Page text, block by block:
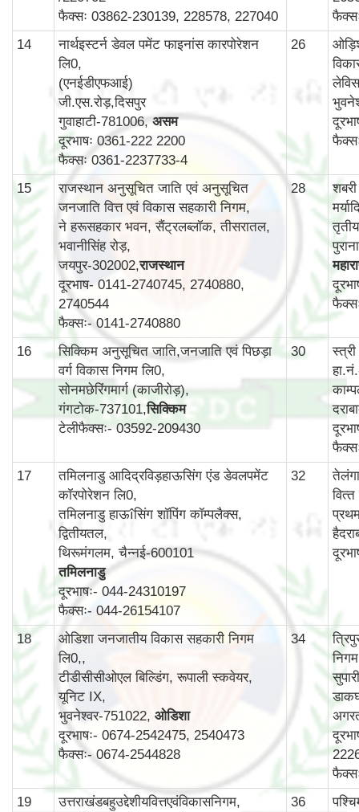
फैक्सः 03862-230139, 228578, 227040
14
नार्थइस्टर्न डेवल पमेंट फाइनांस कारपोरेशन
लि0,
(एनईडीएफआई)
जी.एस.रोड़,दिसपुर
गुवाहाटी-781006,असम
दूरभाषः 0361-222 2200
फैक्सः 0361-2237733-4
26
15
राजस्थान अनुसूचित जाति एवं अनुसूचित
जनजाति वित्त एवं विकास सहकारी निगम,
ने हरूसहकार भवन, सैंट्रलब्लॉक, तीसरातल,
भवानीसिंह रोड़,
जयपुर-302002,राजस्थान
दूरभाष- 0141-2740745, 2740880,
2740544
फैक्सः- 0141-2740880
28
16
सिक्किम अनुसूचित जाति,जनजाति एवं पिछड़ा
वर्ग विकास निगम लि0,
सोनमछेरिंगमार्ग (काजीरोड़),
गंगटोक-737101,सिक्किम
टेलीफैक्सः- 03592-209430
30
17
तमिलनाडु आदिद्रविड़हाऊसिंग एंड डेवलपमेंट
कॉरपोरेशन लि0,
तमिलनाडु हाऊîसिंग शॉपिंग कॉम्पलैक्स,
द्वितीयतल,
थिरूमंगलम, चैन्नई-600101
तमिलनाडु
दूरभाषः- 044-24310197
फैक्सः- 044-26154107
32
18
ओडिशा जनजातीय विकास सहकारी निगम
लि0,,
टीडीसीसीओएल बिल्डिंग, रूपाली स्कवेयर,
यूनिट IX,
भुवनेश्वर-751022, ओडिशा
दूरभाषः- 0674-2542475, 2540473
फैक्सः- 0674-2544828
34
19
उत्तराखंडबहुउद्देशीयवित्तएवंविकासनिगम,
36